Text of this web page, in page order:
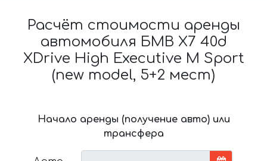
Расчёт стоимости аренды
автомобиля БМВ X7 40d
XDrive High Executive M Sport
(new model, 5+2 мест)
Начало аренды (получение авто) или
трансфера